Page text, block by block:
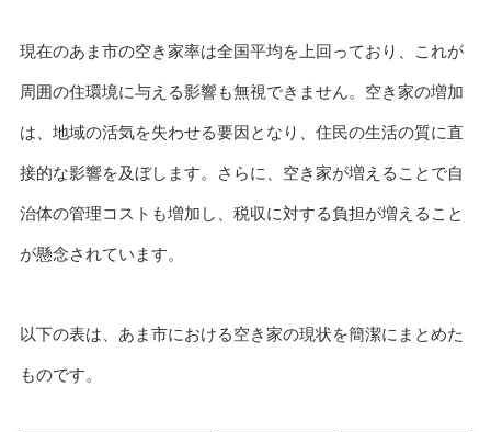
現在のあま市の空き家率は全国平均を上回っており、これが
周囲の住環境に与える影響も無視できません。空き家の増加
は、地域の活気を失わせる要因となり、住民の生活の質に直
接的な影響を及ぼします。さらに、空き家が増えることで自
治体の管理コストも増加し、税収に対する負担が増えること
が懸念されています。
以下の表は、あま市における空き家の現状を簡潔にまとめた
ものです。